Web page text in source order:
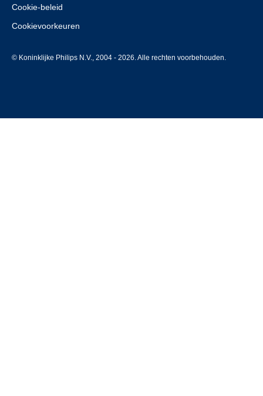
Cookie-beleid
Cookievoorkeuren
© Koninklijke Philips N.V., 2004 - 2026. Alle rechten voorbehouden.